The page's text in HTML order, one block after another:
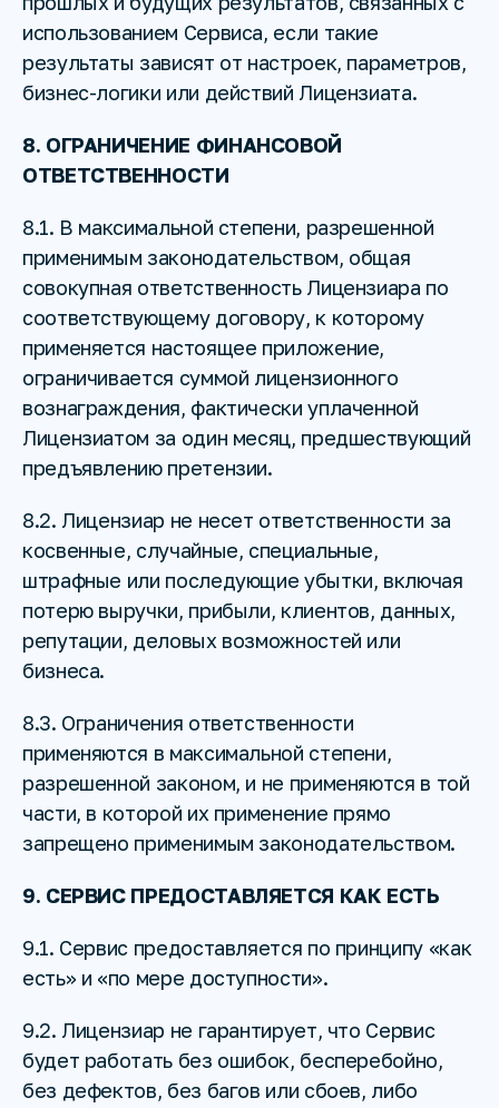
использованием Сервиса, если такие
результаты зависят от настроек, параметров,
бизнес-логики или действий Лицензиата.
8. ОГРАНИЧЕНИЕ ФИНАНСОВОЙ
ОТВЕТСТВЕННОСТИ
8.1. В максимальной степени, разрешенной
применимым законодательством, общая
совокупная ответственность Лицензиара по
соответствующему договору, к которому
применяется настоящее приложение,
ограничивается суммой лицензионного
вознаграждения, фактически уплаченной
Лицензиатом за один месяц, предшествующий
предъявлению претензии.
8.2. Лицензиар не несет ответственности за
косвенные, случайные, специальные,
штрафные или последующие убытки, включая
потерю выручки, прибыли, клиентов, данных,
репутации, деловых возможностей или
бизнеса.
8.3. Ограничения ответственности
применяются в максимальной степени,
разрешенной законом, и не применяются в той
части, в которой их применение прямо
запрещено применимым законодательством.
9. СЕРВИС ПРЕДОСТАВЛЯЕТСЯ КАК ЕСТЬ
9.1. Сервис предоставляется по принципу «как
есть» и «по мере доступности».
9.2. Лицензиар не гарантирует, что Сервис
будет работать без ошибок, бесперебойно,
без дефектов, без багов или сбоев, либо